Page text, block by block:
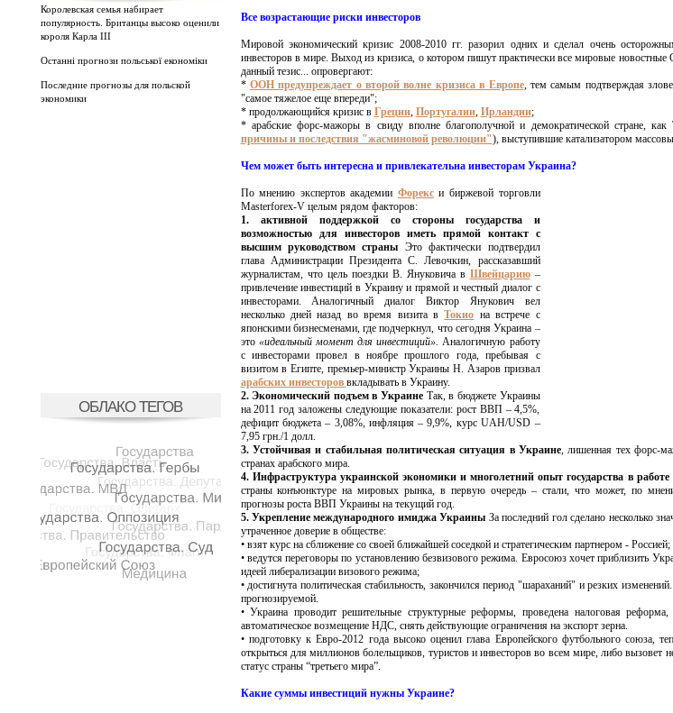
Королевская семья набирает
популярность. Британцы высоко оценили
короля Карла III
Останні прогнози польської економіки
Последние прогнозы для польской
экономики
ОБЛАКО ТЕГОВ
Все возрастающие риски инвесторов
Мировой экономический кризис 2008-2010 гг. разорил одних и сделал очень
инвесторов в мире. Выход из кризиса, о котором пишут практически все мировые
данный тезис... опровергают:
* ООН предупреждает о второй волне кризиса в Европе, тем самым подтверждая
"самое тяжелое еще впереди";
* продолжающийся кризис в Греции, Португалии, Ирландии;
* арабские форс-мажоры в свиду вполне благополучной и демократической стране, как
причины и последствия "жасминовой революции"), выступившие катализатором
Чем может быть интересна и привлекательна инвесторам Украина?
По мнению экспертов академии Форекси биржевой торговли
Masterforex-V целым рядом факторов:
1. активной поддержкой со стороны государства и
возможностью для инвесторов иметь прямой контакт с
высшим руководством страны Это фактически подтвердил
глава Администрации Президента С. Левочкин, рассказавший
журналистам, что цель поездки В. Януковича в Швейцарию–
привлечение инвестиций в Украину и прямой и честный диалог с
инвесторами. Аналогичный диалог Виктор Янукович вел
несколько дней назад во время визита вТокио на встрече с
японскими бизнесменами, где подчеркнул, что сегодня Украина –
это «идеальный момент для инвестиций». Аналогичную работу
с инвесторами провел в ноябре прошлого года, пребывая с
визитом в Египте, премьер-министр Украины Н. Азаров призвал
арабских инвесторов вкладывать в Украину.
2. Экономический подъем в Украине Так, в бюджете Украины
на 2011 год заложены следующие показатели: рост ВВП – 4,5%,
дефицит бюджета – 3,08%, инфляция – 9,9%, курс UAH/USD –
7,95 грн./1 долл.
3. Устойчивая и стабильная политическая ситуация в Украине, лишенная тех форс-
странах арабского мира.
4. Инфраструктура украинской экономики и многолетний опыт государства в работе
страны конъюнктуре на мировых рынка, в первую очередь – стали, что может, по
прогнозы роста ВВП Украины на текущий год.
5. Укрепление международного имиджа Украины За последний гол сделано несколько
утраченное доверие в обществе:
• взят курс на сближение со своей ближайшей соседкой и стратегическим партнером - Россией;
• ведутся переговоры по установлению безвизового режима. Евросоюз хочет приблизить
идеей либерализации визового режима;
• достигнута политическая стабильность, закончился период "шараханий" и резких
прогнозируемой.
• Украина проводит решительные структурные реформы, проведена налоговая
автоматическое возмещение НДС, снять действующие ограничения на экспорт зерна.
• подготовку к Евро-2012 года высоко оценил глава Европейского футбольного союза,
открыться для миллионов болельщиков, туристов и инвесторов во всем мире, либо вызовет
статус страны “третьего мира”.
Какие суммы инвестиций нужны Украине?